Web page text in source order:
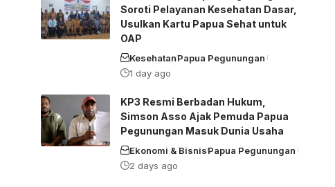
Soroti Pelayanan Kesehatan Dasar,
Usulkan Kartu Papua Sehat untuk
OAP
KesehatanPapua Pegunungan
1 day ago
KP3 Resmi Berbadan Hukum,
Simson Asso Ajak Pemuda Papua
Pegunungan Masuk Dunia Usaha
Ekonomi & BisnisPapua Pegunungan
2 days ago